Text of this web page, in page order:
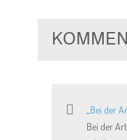
Bei der
Bei der